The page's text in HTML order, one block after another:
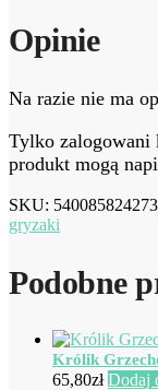
Opinie
Na razie nie ma
Tylko
produkt mogą
SKU:
gryzaki
Podobne
Królik
65,80zł Dodaj